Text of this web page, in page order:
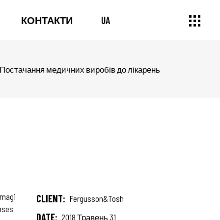
КОНТАКТИ UA
Постачання медичних виробів до лікарень
CLIENT: Fergusson&Tosh
DATE: 2018 Травень 31